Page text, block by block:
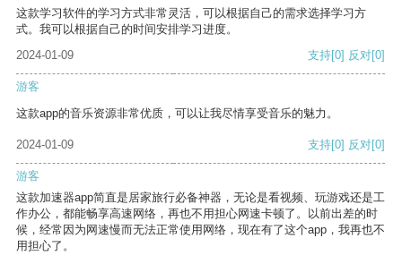
这款学习软件的学习方式非常灵活，可以根据自己的需求选择学习方
式。我可以根据自己的时间安排学习进度。
2024-01-09
支持[0] 反对[0]
游客
这款app的音乐资源非常优质，可以让我尽情享受音乐的魅力。
2024-01-09 支持[0] 反对[0]
游客
这款加速器app简直是居家旅行必备神器，无论是看视频、玩游戏还是工
作办公，都能畅享高速网络，再也不用担心网速卡顿了。以前出差的时
候，经常因为网速慢而无法正常使用网络，现在有了这个app，我再也不
用担心了。